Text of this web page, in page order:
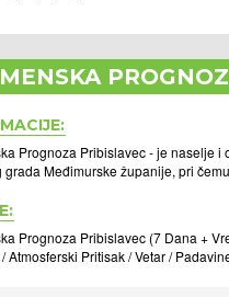
Prognoza Pribislavec - je naselje
grada Međimurske županije, pri
Prognoza Pribislavec (7 Dana +
Atmosferski Pritisak / Vetar /